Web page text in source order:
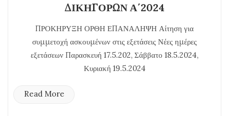
ΔΙΚΗΓΟΡΩΝ Α΄2024
ΠΡΟΚΗΡΥΞΗ ΟΡΘΗ ΕΠΑΝΑΛΗΨΗ Αίτηση για
συμμετοχή ασκουμένων στις εξετάσεις Νέες ημέρες
εξετάσεων Παρασκευή 17.5.202, Σάββατο 18.5.2024,
Κυριακή 19.5.2024
Read More